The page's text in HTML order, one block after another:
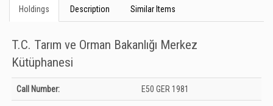
Holdings Description Similar Items
T.C. Tarım ve Orman Bakanlığı Merkez
Kütüphanesi
Holdings details from T.C. Tarım ve Orman Bakanlığı Merkez Kütüphanesi:
Unknown
Call Number: E50 GER 1981